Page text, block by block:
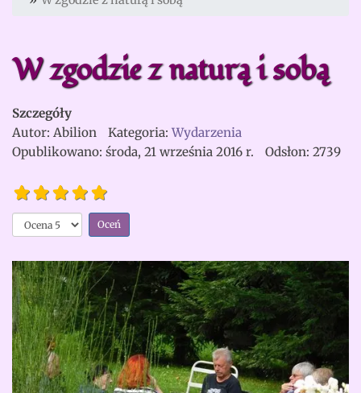
W zgodzie z naturą i sobą
Szczegóły
Autor: Abilion Kategoria: Wydarzenia
Opublikowano: środa, 21 września 2016 r.
Odsłon: 2739
W
zgodzie
z
naturą
i sobą
Opinia
czytelników:5/5
Proszę,